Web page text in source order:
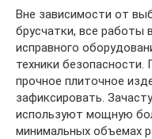
Вне зависимости от
брусчатки, все работы
исправного
техники
прочное плиточное
зафиксировать.
используют мощную
минимальных объемах